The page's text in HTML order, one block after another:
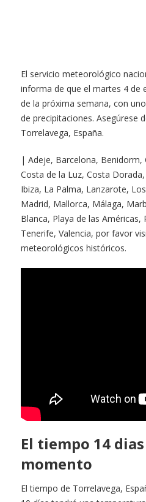
El servicio meteorológico
informa de que el martes 4 de
de la próxima semana, con
de precipitaciones. Asegúrese
Torrelavega, España.
| Adeje, Barcelona, Benidorm,
Costa de la Luz, Costa
Ibiza, La Palma, Lanzarote,
Madrid, Mallorca, Málaga,
Blanca, Playa de las Américas,
Tenerife, Valencia, por favor
meteorológicos históricos.
El tiempo 14
momento
El tiempo de Torrelavega,